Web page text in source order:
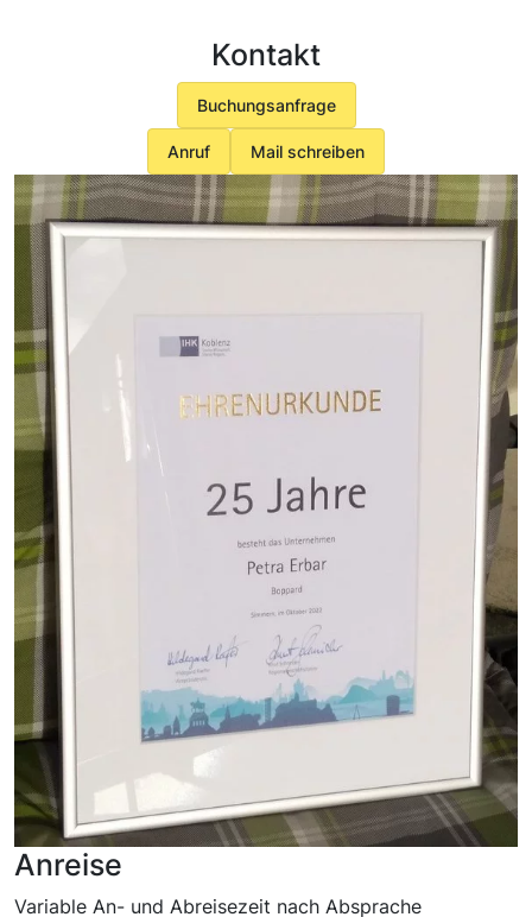
Kontakt
Buchungsanfrage
Anruf Mail schreiben
Anreise
Variable An- und Abreisezeit nach Absprache